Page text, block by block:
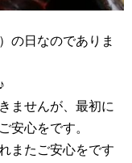
の日なのでありま
ませんが、最初に
安心をです。
またご安心をです